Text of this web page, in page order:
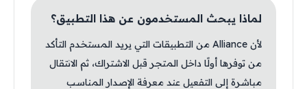
لماذا يبحث المستخدمون عن هذا التطبيق؟
لأن Alliance من التطبيقات التي يريد المستخدم التأكد
من توفرها أولًا داخل المتجر قبل الاشتراك، ثم الانتقال
مباشرة إلى التفعيل عند معرفة الإصدار المناسب